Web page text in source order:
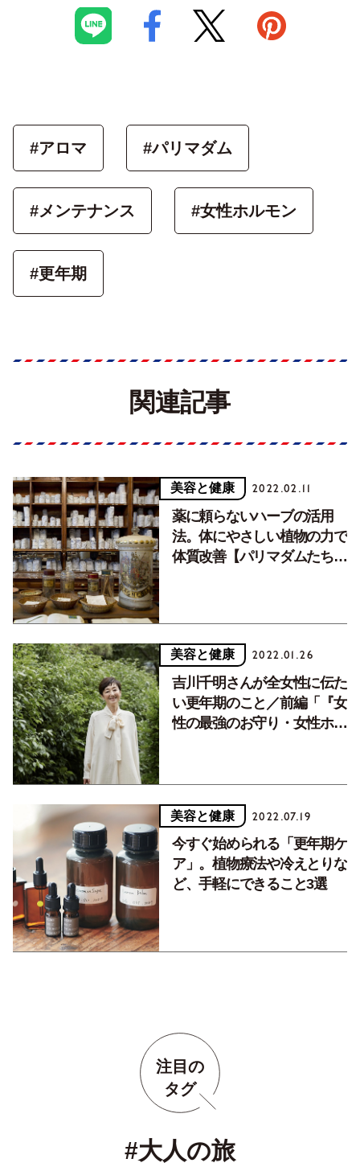
#アロマ #パリマダム
#メンテナンス #女性ホルモン
#更年期
関連記事
美容と健康 2022.02.11
薬に頼らないハーブの活用
法。体にやさしい植物の力で
体質改善【パリマダムたちの
美容と健康 2022.01.26
吉川千明さんが全女性に伝た
い更年期のこと／前編「『女
性の最強のお守り・女性ホル
美容と健康 2022.07.19
今すぐ始められる「更年期ケ
ア」。植物療法や冷えとりな
ど、手軽にできること3選
注目の
タグ
#大人の旅